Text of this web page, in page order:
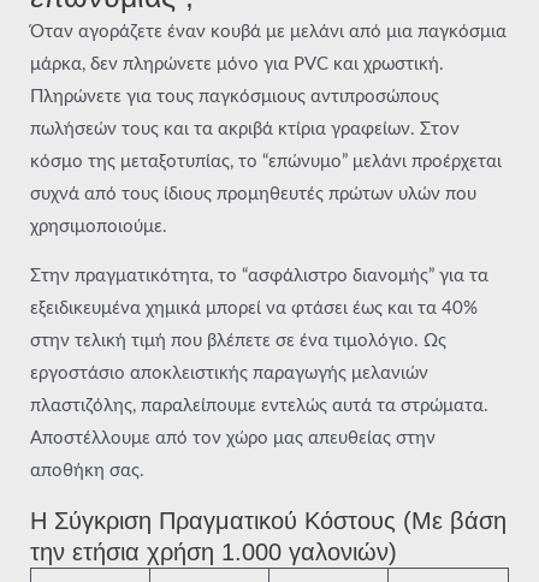
Όταν αγοράζετε έναν κουβά με μελάνι από μια παγκόσμια
μάρκα, δεν πληρώνετε μόνο για PVC και χρωστική.
Πληρώνετε για τους παγκόσμιους αντιπροσώπους
πωλήσεών τους και τα ακριβά κτίρια γραφείων. Στον
κόσμο της μεταξοτυπίας, το “επώνυμο” μελάνι προέρχεται
συχνά από τους ίδιους προμηθευτές πρώτων υλών που
χρησιμοποιούμε.
Στην πραγματικότητα, το “ασφάλιστρο διανομής” για τα
εξειδικευμένα χημικά μπορεί να φτάσει έως και τα 40%
στην τελική τιμή που βλέπετε σε ένα τιμολόγιο. Ως
εργοστάσιο αποκλειστικής παραγωγής μελανιών
πλαστιζόλης, παραλείπουμε εντελώς αυτά τα στρώματα.
Αποστέλλουμε από τον χώρο μας απευθείας στην
αποθήκη σας.
Η Σύγκριση Πραγματικού Κόστους (Με βάση
την ετήσια χρήση 1.000 γαλονιών)